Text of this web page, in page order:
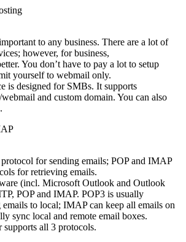
to any business. There are a lot of
however, for business,
You don’t have to pay a lot to setup
yourself to webmail only.
is designed for SMBs. It supports
and custom domain. You can also
for sending emails; POP and IMAP
for retrieving emails.
(incl. Microsoft Outlook and Outlook
POP and IMAP. POP3 is usually
to local; IMAP can keep all emails on
sync local and remote email boxes.
all 3 protocols.